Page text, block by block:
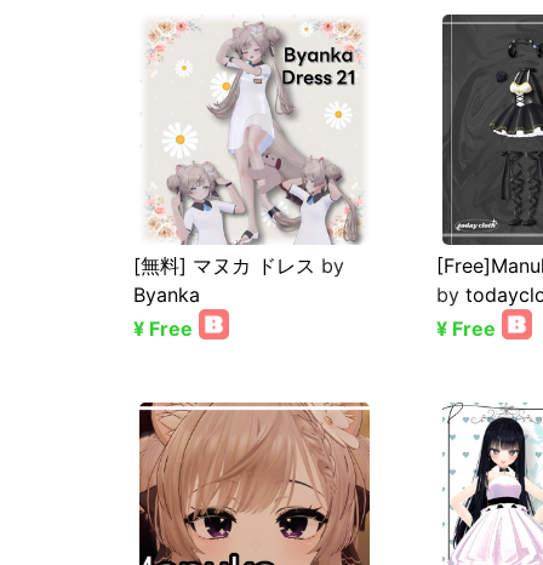
[無料] マヌカ ドレス by
Byanka
¥ Free
by
¥ Free